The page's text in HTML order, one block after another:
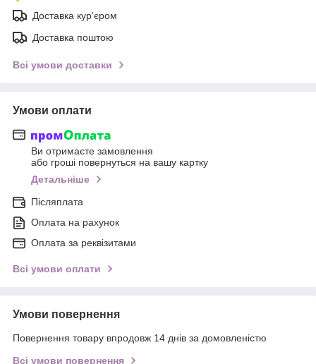
Доставка кур'єром
Доставка поштою
Всі умови доставки
Умови оплати
Ви отримаєте замовлення
або гроші повернуться на вашу картку
Детальніше
Післяплата
Оплата на рахунок
Оплата за реквізитами
Всі умови оплати
Умови повернення
Повернення товару впродовж 14 днів за домовленістю
Всі умови повернення